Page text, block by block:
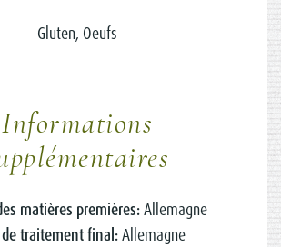
Gluten, Oeufs
Informations
matières premières:Allemagne
de traitement final:Allemagne